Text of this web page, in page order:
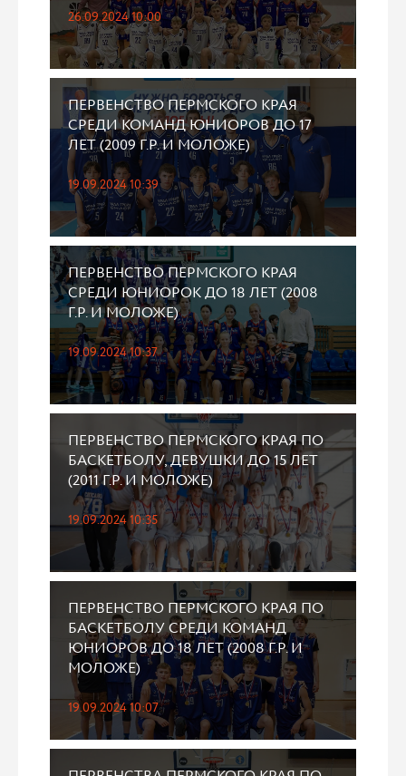
26.09.2024 10:00
ПЕРВЕНСТВО ПЕРМСКОГО КРАЯ
СРЕДИ КОМАНД ЮНИОРОВ ДО 17
ЛЕТ (2009 Г.Р. И МОЛОЖЕ)
19.09.2024 10:39
ПЕРВЕНСТВО ПЕРМСКОГО КРАЯ
СРЕДИ ЮНИОРОК ДО 18 ЛЕТ (2008
Г.Р. И МОЛОЖЕ)
19.09.2024 10:37
ПЕРВЕНСТВО ПЕРМСКОГО КРАЯ ПО
БАСКЕТБОЛУ, ДЕВУШКИ ДО 15 ЛЕТ
(2011 Г.Р. И МОЛОЖЕ)
19.09.2024 10:35
ПЕРВЕНСТВО ПЕРМСКОГО КРАЯ ПО
БАСКЕТБОЛУ СРЕДИ КОМАНД
ЮНИОРОВ ДО 18 ЛЕТ (2008 Г.Р. И
МОЛОЖЕ)
19.09.2024 10:07